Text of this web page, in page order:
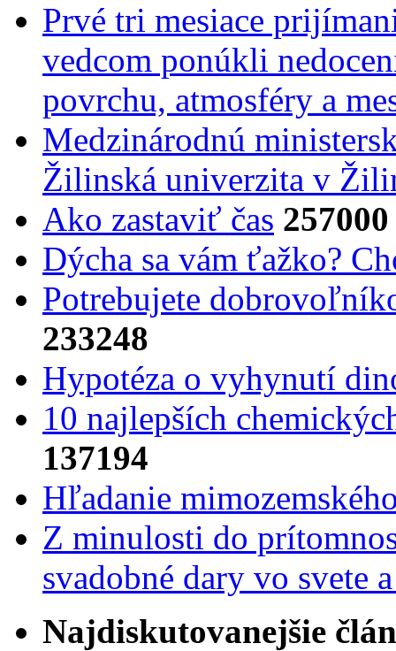
Prvé tri mesiace
vedcom ponúkli
povrchu, atmosféry a
Medzinárodnú
Žilinská univerzita v
Ako zastaviť čas 257000
Dýcha sa vám ťažko?
Potrebujet​e
233248
Hypotéza o vyhynutí
10 najlepších
137194
Hľadanie
Z minulosti do
svadobné dary vo svete
Najdiskutovanejšie